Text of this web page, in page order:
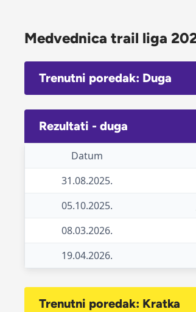
Medvednica trail liga
Trenutni poredak: Duga
Rezultati - duga
Datum
31.08.2025.
05.10.2025.
08.03.2026.
19.04.2026.
Trenutni poredak: Kratka